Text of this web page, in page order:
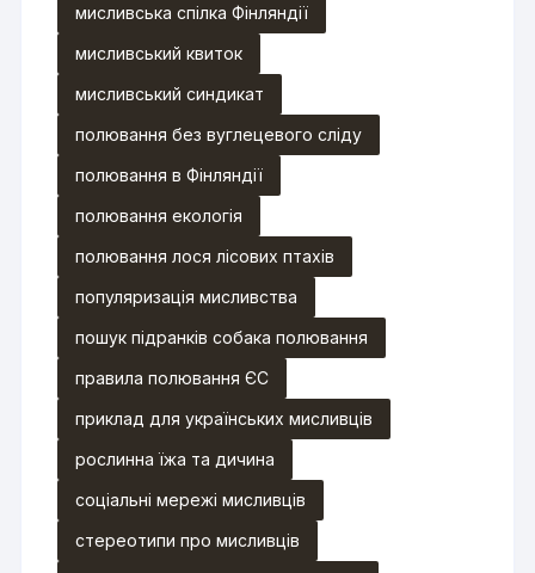
мисливська спілка Фінляндії
мисливський квиток
мисливський синдикат
полювання без вуглецевого сліду
полювання в Фінляндії
полювання екологія
полювання лося лісових птахів
популяризація мисливства
пошук підранків собака полювання
правила полювання ЄС
приклад для українських мисливців
рослинна їжа та дичина
соціальні мережі мисливців
стереотипи про мисливців